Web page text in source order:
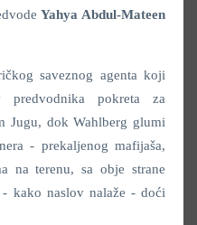
Yahya Abdul-Mateen
saveznog agenta koji
pokreta za
Jugu, dok Wahlberg glumi
- prekaljenog mafijaša,
na terenu, sa obje strane
kako naslov nalaže - doći